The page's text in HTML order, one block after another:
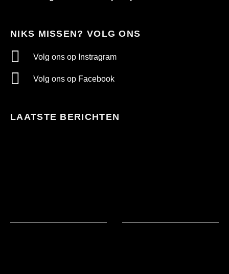
NIKS MISSEN? VOLG ONS
Volg ons op Instragram
Volg ons op Facebook
LAATSTE BERICHTEN